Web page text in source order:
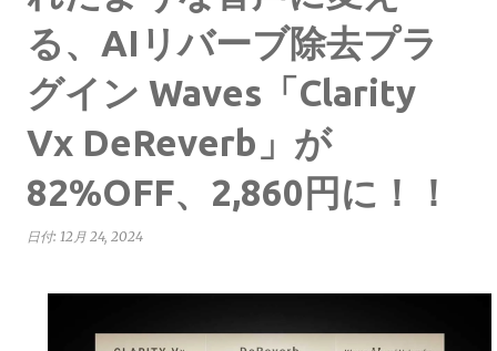
る、AIリバーブ除去プラ
グイン Waves「Clarity
Vx DeReverb」が
82%OFF、2,860円に！！
日付: 12月 24, 2024